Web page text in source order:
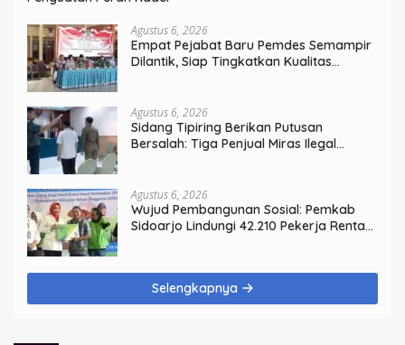
Agustus 6, 2026
Empat Pejabat Baru Pemdes Semampir
Dilantik, Siap Tingkatkan Kualitas
Agustus 6, 2026
Sidang Tipiring Berikan Putusan
Bersalah: Tiga Penjual Miras Ilegal
Agustus 6, 2026
Wujud Pembangunan Sosial: Pemkab
Sidoarjo Lindungi 42.210 Pekerja Rentan
Selengkapnya